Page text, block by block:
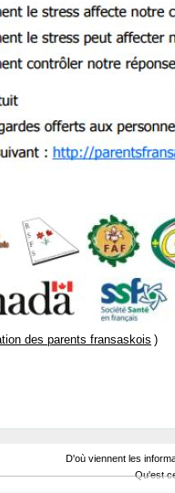
des parents fransaskois )
D'où viennent les
Qu'est